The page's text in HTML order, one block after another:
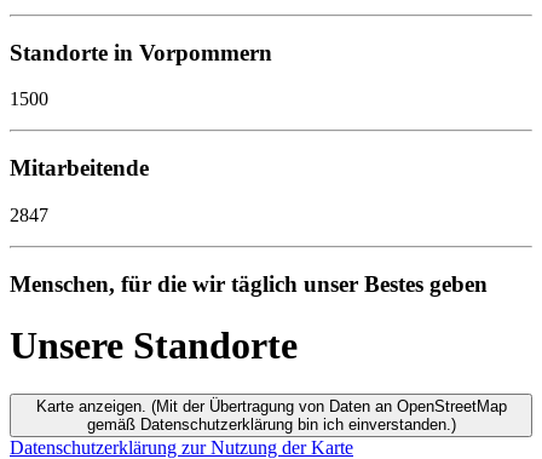
Standorte in Vorpommern
1500
Mitarbeitende
2847
Menschen, für die wir täglich unser Bestes geben
Unsere Standorte
Karte anzeigen. (Mit der Übertragung von Daten an OpenStreetMap
gemäß Datenschutzerklärung bin ich einverstanden.)
Datenschutzerklärung zur Nutzung der Karte